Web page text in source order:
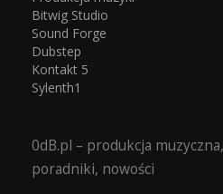
Bitwig Studio
Sound Forge
Dubstep
Kontakt 5
Sylenth1
0dB.pl – produkcja
poradniki, nowości